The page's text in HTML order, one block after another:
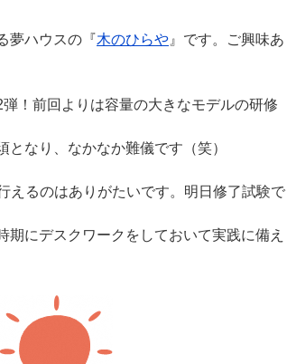
夢ハウスの『木のひらや 』です。ご興味あ
！前回よりは容量の大きなモデルの研修
なり、なかなか難儀です（笑）
えるのはありがたいです。明日修了試験で
にデスクワークをしておいて実践に備え